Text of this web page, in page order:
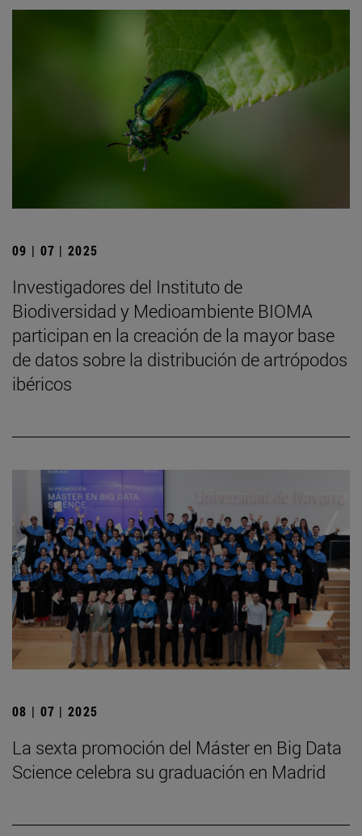
09 | 07 | 2025
Investigadores del Instituto de
Biodiversidad y Medioambiente BIOMA
participan en la creación de la mayor base
de datos sobre la distribución de artrópodos
ibéricos
08 | 07 | 2025
La sexta promoción del Máster en Big Data
Science celebra su graduación en Madrid